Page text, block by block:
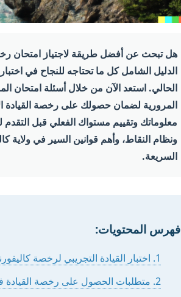
هل تبحث عن أفضل طريقة لاجتياز امتحان
الحالي. استعد الآن من خلال أسئلة امتحان
المرورية لضمان حصولك على رخصة القيادة
معلوماتك وتقييم مستواك الفعلي قبل
ونظام النقاط، وأهم قوانين السير في ولاية
السريعة.
فهرس المحتويات:
1. اختبار القيادة التجريبي لرخصة كاليفورنيا (أسئلة تفاعلية)
2. متطلبات الحصول على رخصة القيادة في كاليفورنيا